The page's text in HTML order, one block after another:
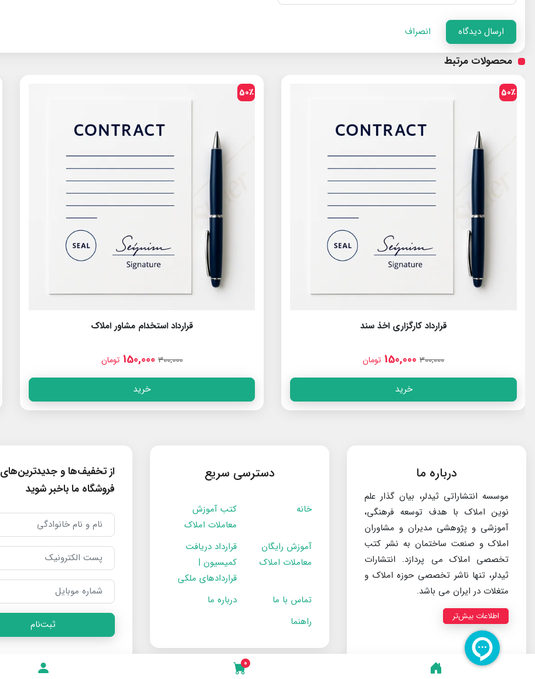
0
ارسال دیدگاه انصراف
محصولات مرتبط
50٪
قرارداد کارگزاری اخذ سند
300,000
150,000 تومان
خرید
50٪
قرارداد استخدام مشاور املاک
300,000
150,000 تومان
خرید
درباره ما
موسسه انتشاراتی ثیدلر، بیان گذار علم
نوین املاک با هدف توسعه فرهنگی،
آموزشی و پژوهشی مدیران و مشاوران
املاک و صنعت ساختمان به نشر کتب
تخصصی املاک می پردازد. انتشارات
ثیدلر، تنها ناشر تخصصی حوزه املاک و
متغلات در ایران می باشد.
اطلاعات بیش‌تر
دسترسی سریع
خانه
کتب آموزش
معاملات املاک
آموزش رایگان
معاملات املاک
قرارداد دریافت
کمیسیون |
قراردادهای ملکی
تماس با ما
درباره ما
راهنما
از تخفیف‌ها و جدیدترین‌های
فروشگاه ما باخبر شوید
ثبت‌نام